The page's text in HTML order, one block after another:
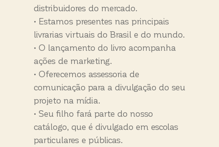
distribuidores do mercado.
• Estamos presentes nas principais
livrarias virtuais do Brasil e do mundo.
• O lançamento do livro acompanha
ações de marketing.
• Oferecemos assessoria de
comunicação para a divulgação do seu
projeto na mídia.
• Seu filho fará parte do nosso
catálogo, que é divulgado em escolas
particulares e públicas.